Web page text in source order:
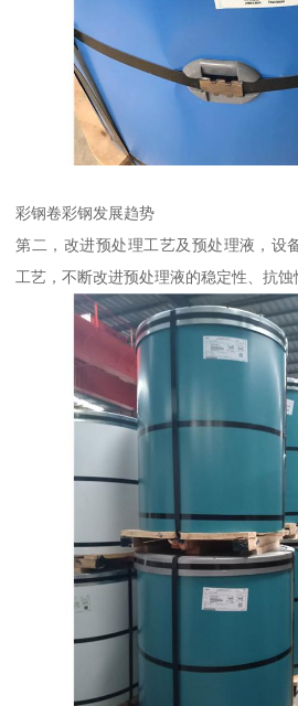
彩钢卷彩钢发展趋势
第二，改进预处理工艺及预处理液，设
工艺，不断改进预处理液的稳定性、抗蚀